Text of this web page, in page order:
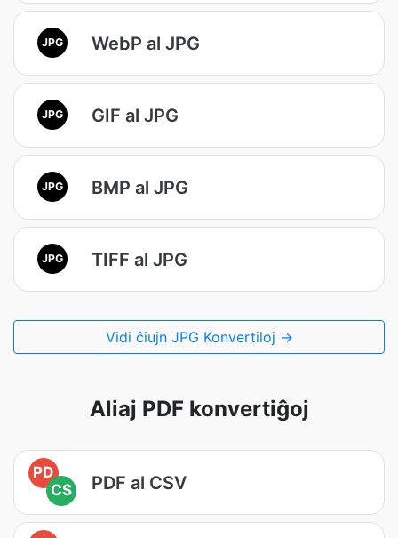
JPG WebP al JPG
JPG GIF al JPG
JPG BMP al JPG
JPG TIFF al JPG
Vidi ĉiujn JPG Konvertiloj →
Aliaj PDF konvertiĝoj
PD
CS
PDF al CSV